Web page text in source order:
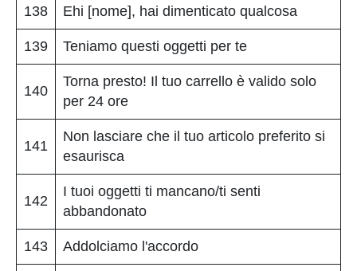
138 Ehi [nome], hai dimenticato qualcosa
139 Teniamo questi oggetti per te
140
Torna presto! Il tuo carrello è valido solo
per 24 ore
141
Non lasciare che il tuo articolo preferito si
esaurisca
142
I tuoi oggetti ti mancano/ti senti
abbandonato
143 Addolciamo l'accordo